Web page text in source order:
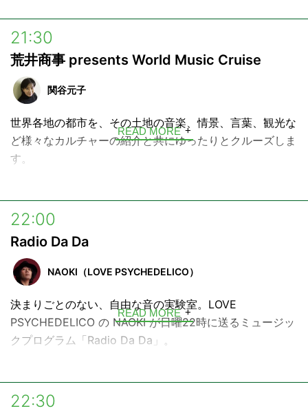
り、さては、通りの雰囲気づくりまでをしているか、お店
に秘められたカルチャーを紹介をするインタビューラジオ
番組です。
2025年4月より、「お店ラジオ2」としてリニューアルオ
ープン！
21:30
荒井商事 presents World Music Cruise
関谷元子
世界各地の都市を、その土地の音楽、情景、言葉、観光な
ど様々なカルチャーの紹介と共にゆったりとクルーズしま
す。
楽・土地との出会いをゆったりとお楽しみ下さい。
READ MORE
22:00
Radio Da Da
NAOKI（LOVE PSYCHEDELICO）
決まりごとのない、自由な音の実験室。LOVE
PSYCHEDELICO の NAOKI が日曜22時に送るミュージッ
クプログラム「Radio Da Da」。
代やジャンルを横断しながら、心動かす『音楽』を独自の
視点で読み解きます。
READ MORE
22:30